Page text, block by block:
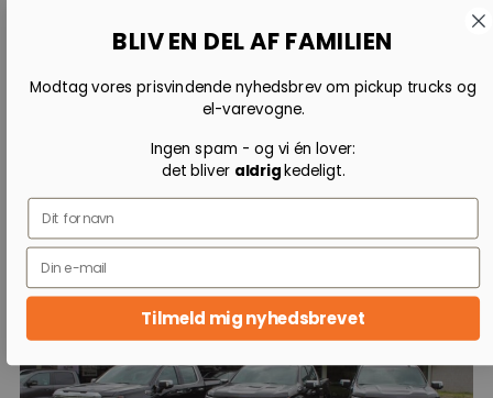
Autoriseret Chevrolet, GMC og
Cadillac forhandler
BLIV EN DEL AF FAMILIEN
Modtag vores prisvindende nyhedsbrev om pickup trucks og
el-varevogne.
Ingen spam - og vi én lover:
det bliver aldrigkedeligt.
Tilmeld mig nyhedsbrevet